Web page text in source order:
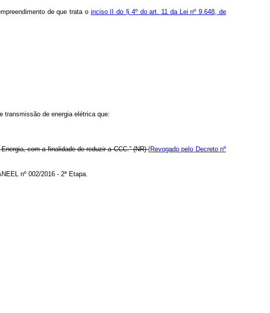
de que trata o inciso II do § 4º do art. 11 da Lei nº 9.648, de
transmissão de energia elétrica que:
com a finalidade de reduzir a CCC.” (NR)(Revogado pelo Decreto nº
nº 002/2016 - 2ª Etapa.